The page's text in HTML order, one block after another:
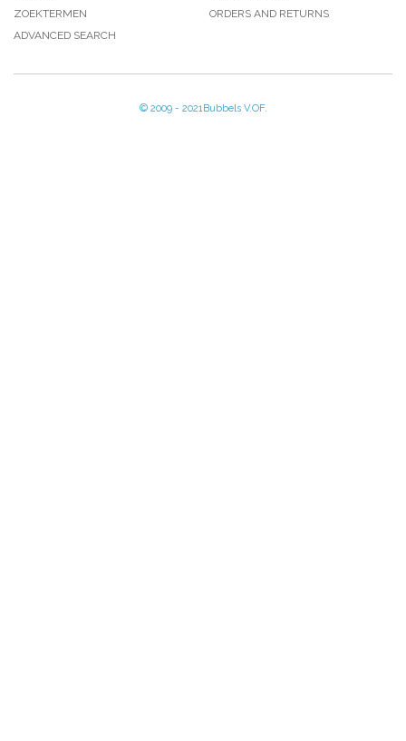
ZOEKTERMEN
ADVANCED SEARCH
ORDERS AND RETURNS
© 2009 - 2021Bubbels V.OF.